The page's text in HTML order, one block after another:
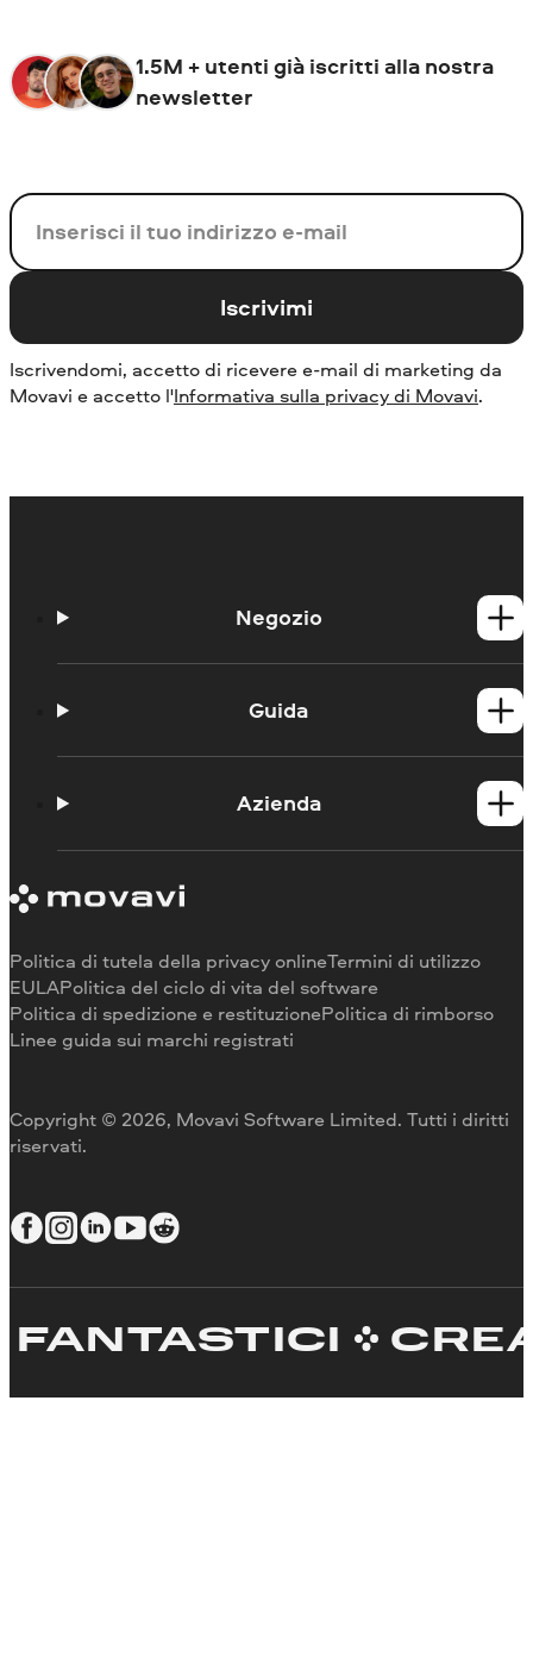
1.5M + utenti già iscritti alla nostra
newsletter
La tua e-mail
Iscrivimi
Iscrivendomi, accetto di ricevere e-mail di marketing da
Movavi e accetto l'Informativa sulla privacy di Movavi.
Negozio
Prodotti per Mac
Guida
Portale didattico
Limitazioni della versione di prova
Rimborso
Azienda
Testimonianze
Perché scegliere noi
Per il lavoro
Copyright © 2026, Movavi Software Limited. Tutti i diritti
riservati.
Politica di tutela della privacy onlineTermini di utilizzo
EULAPolitica del ciclo di vita del software
Politica di spedizione e restituzionePolitica di rimborso
Linee guida sui marchi registrati
CREA